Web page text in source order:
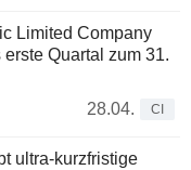
Limited Company
Quartal zum 31.
28.04.
CI
ultra-kurzfristige